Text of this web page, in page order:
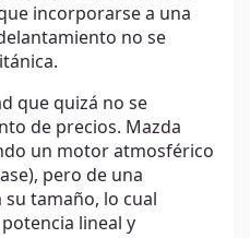
incorporarse a una
no se
que quizá no se
de precios. Mazda
un motor atmosférico
pero de una
tamaño, lo cual
lineal y